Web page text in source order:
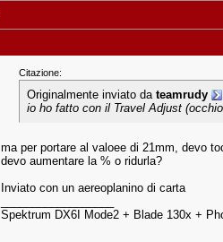
Citazione:
Originalmente inviato da teamrudy
io ho fatto con il Travel Adjust
ma per portare al valoee di 21mm, devo
devo aumentare la % o ridurla?
Inviato con un aereoplanino di carta
Spektrum DX6I Mode2 + Blade 130x +